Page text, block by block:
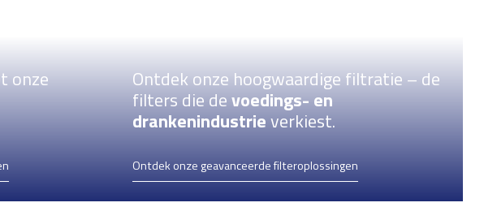
onze Ontdek onze hoogwaardige filtratie – de
filters die devoedings- en
drankenindustrieverkiest.
Ontdek onze geavanceerde filteroplossingen